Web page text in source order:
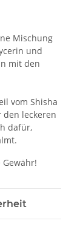
Mischung
und
mit den
vom Shisha
leckeren
dafür,